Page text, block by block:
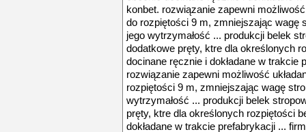
konbet. rozwiązanie zapewni
do rozpiętości 9 m, zmniejszając wagę
jego wytrzymałość ... produkcji belek
dodatkowe pręty, ktre dla określonych
docinane ręcznie i dokładane w trakcie
rozwiązanie zapewni możliwość
rozpiętości 9 m, zmniejszając wagę
wytrzymałość ... produkcji belek
pręty, ktre dla określonych rozpiętości
dokładane w trakcie prefabrykacji ...